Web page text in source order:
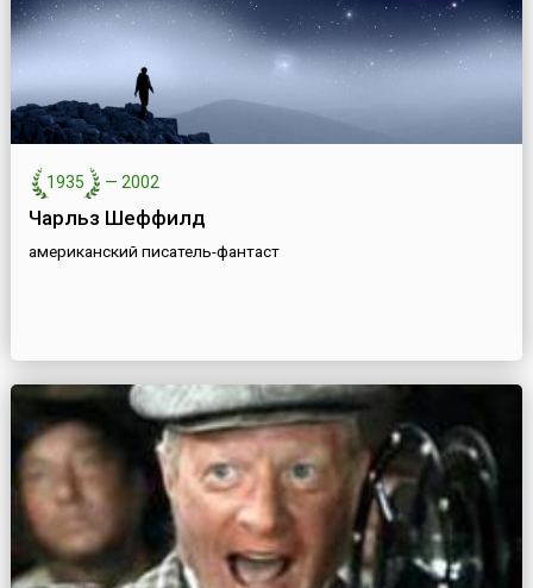
1935 — 2002
Чарльз Шеффилд
американский писатель-фантаст